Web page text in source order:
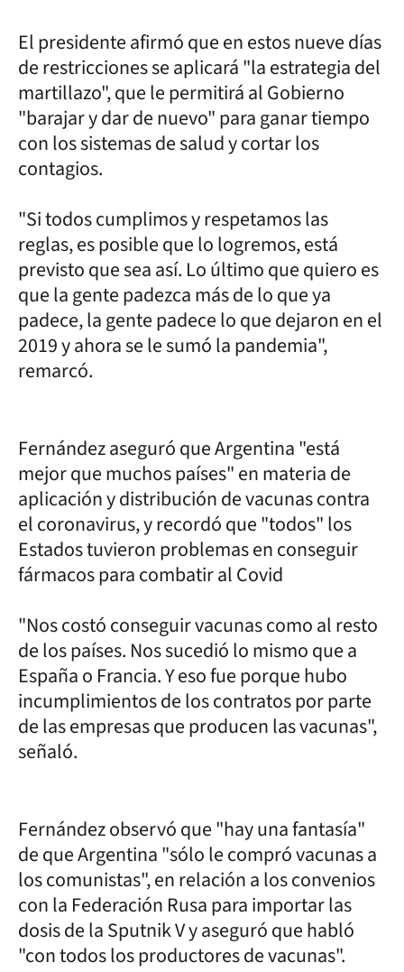
El presidente afirmó que en estos nueve días
de restricciones se aplicará "la estrategia del
martillazo", que le permitirá al Gobierno
"barajar y dar de nuevo" para ganar tiempo
con los sistemas de salud y cortar los
contagios.
"Si todos cumplimos y respetamos las
reglas, es posible que lo logremos, está
previsto que sea así. Lo último que quiero es
que la gente padezca más de lo que ya
padece, la gente padece lo que dejaron en el
2019 y ahora se le sumó la pandemia",
remarcó.
Fernández aseguró que Argentina "está
mejor que muchos países" en materia de
aplicación y distribución de vacunas contra
el coronavirus, y recordó que "todos" los
Estados tuvieron problemas en conseguir
fármacos para combatir al Covid
"Nos costó conseguir vacunas como al resto
de los países. Nos sucedió lo mismo que a
España o Francia. Y eso fue porque hubo
incumplimientos de los contratos por parte
de las empresas que producen las vacunas",
señaló.
Fernández observó que "hay una fantasía"
de que Argentina "sólo le compró vacunas a
los comunistas", en relación a los convenios
con la Federación Rusa para importar las
dosis de la Sputnik V y aseguró que habló
"con todos los productores de vacunas".